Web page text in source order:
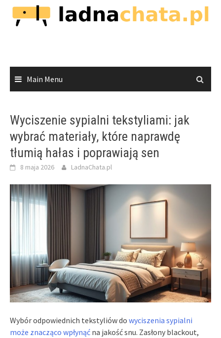
Skip
content
Main Menu
Wyciszenie sypialni tekstyliami: jak
wybrać materiały, które naprawdę
tłumią hałas i poprawiają sen
8 maja 2026 LadnaChata.pl
Wybór odpowiednich tekstyliów do wyciszenia sypialni
może znacząco wpłynąć na jakość snu. Zasłony blackout,